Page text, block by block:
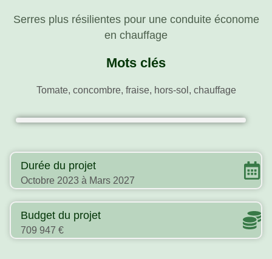
Serres plus résilientes pour une conduite économe
en chauffage
Mots clés
Tomate, concombre, fraise, hors-sol, chauffage
Durée du projet
Octobre 2023 à Mars 2027
Budget du projet
709 947 €